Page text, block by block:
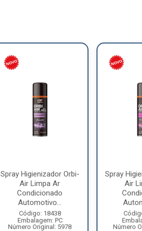
Spray Higienizador Orbi-
Air Limpa Ar
Condicionado
Automotivo...
Código: 18438
Embalagem: PC
Número Original: 5978
Spray
Air
Número